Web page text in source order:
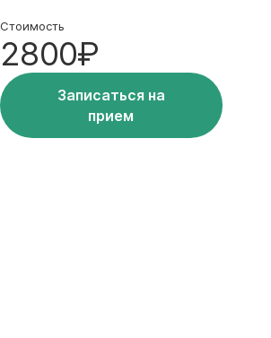
Стоимость
2800₽
Записаться на
прием